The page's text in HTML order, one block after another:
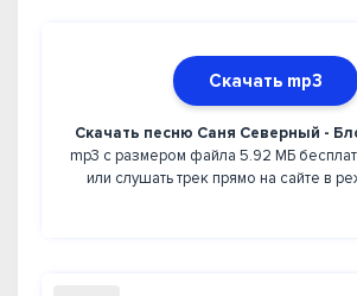
Скачать mp3
Скачать песню Саня Северный -
mp3 с размером файла 5.92 МБ
или слушать трек прямо на сайте в